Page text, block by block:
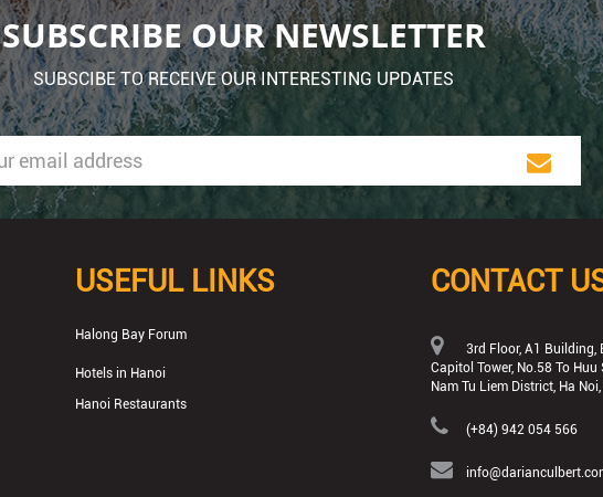
SUBSCRIBE OUR NEWSLETTER
SUBSCIBE TO RECEIVE OUR INTERESTING UPDATES
USEFUL LINKS
Halong Bay Forum
Hotels in Hanoi
Hanoi Restaurants
CONTACT
3rd Floor, A1 Building,
Capitol Tower, No.58 To Huu
Nam Tu Liem District, Ha
(+84) 942 054 566